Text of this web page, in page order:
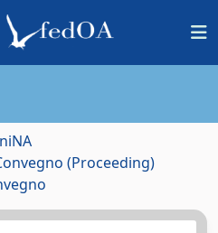
(Proceeding)